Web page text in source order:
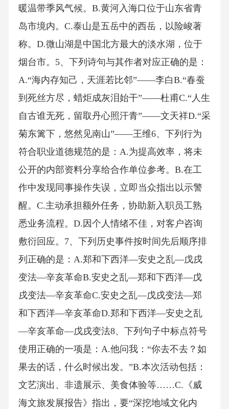
暖温带季风气候。B.黄河入海口位于山东省青
岛市境内。C.泰山是五岳中的西岳，以险峻著
称。D.微山湖是中国北方最大的淡水湖，位于
烟台市。5、下列诗句与其作者对应正确的是：
A.“海内存知己，天涯若比邻”——李白B.“春蚕
到死丝方尽，蜡炬成灰泪始干”——杜甫C.“人生
自古谁无死，留取丹心照汗青”——文天祥D.“采
菊东篱下，悠然见南山”——王维6、下列行为
符合职业道德规范的是：A.为提高效率，将未
公开的内部资料分享给合作单位参考。B.在工
作中发现同事操作失误，立即当众指出以示警
醒。C.主动承担额外任务，协助新入职员工熟
悉业务流程。D.因个人情绪不佳，对客户咨询
敷衍回应。7、下列历史事件按时间先后顺序排
列正确的是：A.郑和下西洋—安史之乱—戊戌
变法—辛亥革命B.安史之乱—郑和下西洋—戊
戌变法—辛亥革命C.安史之乱—戊戌变法—郑
和下西洋—辛亥革命D.郑和下西洋—安史之乱
—辛亥革命—戊戌变法8、下列句子中标点符号
使用正确的一项是：A.他问我：“你去不去？如
果去的话，什么时候出发。”B.本次活动包括：
文艺演出、非遗展示、美食体验等……C.《威
海文旅发展报告》指出，要“深挖地域文化内